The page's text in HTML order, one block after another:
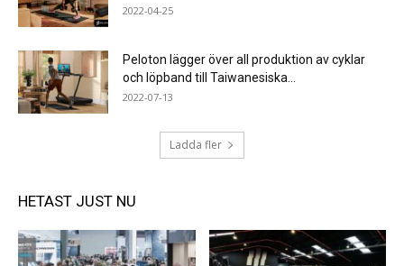
2022-04-25
Peloton lägger över all produktion av cyklar
och löpband till Taiwanesiska...
2022-07-13
Ladda fler
HETAST JUST NU